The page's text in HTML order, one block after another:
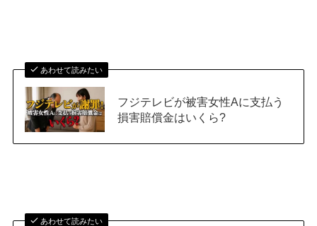
あわせて読みたい
フジテレビが被害女性Aに支払う
損害賠償金はいくら?
あわせて読みたい